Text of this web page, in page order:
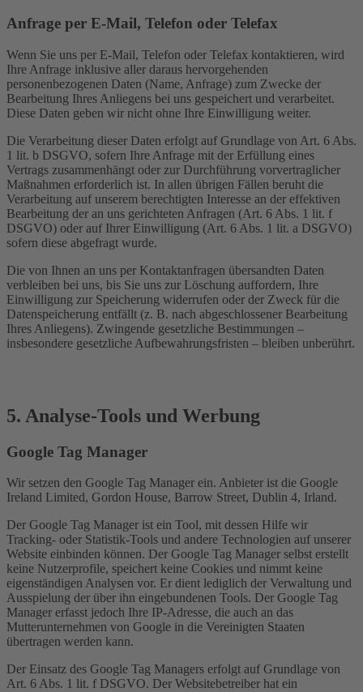
Anfrage per E-Mail, Telefon oder Telefax
Wenn Sie uns per E-Mail, Telefon oder Telefax kontaktieren, wird
Ihre Anfrage inklusive aller daraus hervorgehenden
personenbezogenen Daten (Name, Anfrage) zum Zwecke der
Bearbeitung Ihres Anliegens bei uns gespeichert und verarbeitet.
Diese Daten geben wir nicht ohne Ihre Einwilligung weiter.
Die Verarbeitung dieser Daten erfolgt auf Grundlage von Art. 6 Abs.
1 lit. b DSGVO, sofern Ihre Anfrage mit der Erfüllung eines
Vertrags zusammenhängt oder zur Durchführung vorvertraglicher
Maßnahmen erforderlich ist. In allen übrigen Fällen beruht die
Verarbeitung auf unserem berechtigten Interesse an der effektiven
Bearbeitung der an uns gerichteten Anfragen (Art. 6 Abs. 1 lit. f
DSGVO) oder auf Ihrer Einwilligung (Art. 6 Abs. 1 lit. a DSGVO)
sofern diese abgefragt wurde.
Die von Ihnen an uns per Kontaktanfragen übersandten Daten
verbleiben bei uns, bis Sie uns zur Löschung auffordern, Ihre
Einwilligung zur Speicherung widerrufen oder der Zweck für die
Datenspeicherung entfällt (z. B. nach abgeschlossener Bearbeitung
Ihres Anliegens). Zwingende gesetzliche Bestimmungen –
insbesondere gesetzliche Aufbewahrungsfristen – bleiben unberührt.
5. Analyse-Tools und Werbung
Google Tag Manager
Wir setzen den Google Tag Manager ein. Anbieter ist die Google
Ireland Limited, Gordon House, Barrow Street, Dublin 4, Irland.
Der Google Tag Manager ist ein Tool, mit dessen Hilfe wir
Tracking- oder Statistik-Tools und andere Technologien auf unserer
Website einbinden können. Der Google Tag Manager selbst erstellt
keine Nutzerprofile, speichert keine Cookies und nimmt keine
eigenständigen Analysen vor. Er dient lediglich der Verwaltung und
Ausspielung der über ihn eingebundenen Tools. Der Google Tag
Manager erfasst jedoch Ihre IP-Adresse, die auch an das
Mutterunternehmen von Google in die Vereinigten Staaten
übertragen werden kann.
Der Einsatz des Google Tag Managers erfolgt auf Grundlage von
Art. 6 Abs. 1 lit. f DSGVO. Der Websitebetreiber hat ein